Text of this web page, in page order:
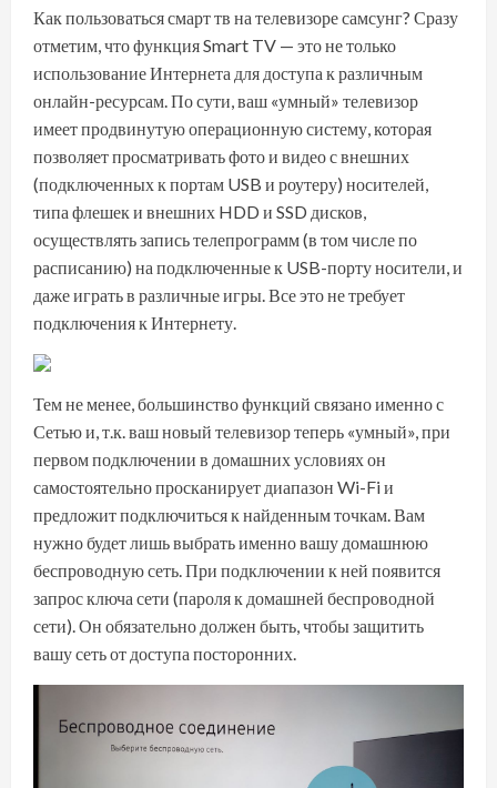
Как пользоваться смарт тв на телевизоре самсунг? Сразу
отметим, что функция Smart TV — это не только
использование Интернета для доступа к различным
онлайн-ресурсам. По сути, ваш «умный» телевизор
имеет продвинутую операционную систему, которая
позволяет просматривать фото и видео с внешних
(подключенных к портам USB и роутеру) носителей,
типа флешек и внешних HDD и SSD дисков,
осуществлять запись телепрограмм (в том числе по
расписанию) на подключенные к USB-порту носители, и
даже играть в различные игры. Все это не требует
подключения к Интернету.
Тем не менее, большинство функций связано именно с
Сетью и, т.к. ваш новый телевизор теперь «умный», при
первом подключении в домашних условиях он
самостоятельно просканирует диапазон Wi-Fi и
предложит подключиться к найденным точкам. Вам
нужно будет лишь выбрать именно вашу домашнюю
беспроводную сеть. При подключении к ней появится
запрос ключа сети (пароля к домашней беспроводной
сети). Он обязательно должен быть, чтобы защитить
вашу сеть от доступа посторонних.